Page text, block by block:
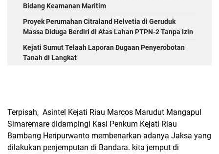
Bidang Keamanan Maritim
Proyek Perumahan Citraland Helvetia di Geruduk
Massa Diduga Berdiri di Atas Lahan PTPN-2 Tanpa Izin
Kejati Sumut Telaah Laporan Dugaan Penyerobotan
Tanah di Langkat
Terpisah, Asintel Kejati Riau Marcos Marudut Mangapul
Simaremare didampingi Kasi Penkum Kejati Riau
Bambang Heripurwanto membenarkan adanya Jaksa yang
dilakukan penjemputan di Bandara. kita jemput di